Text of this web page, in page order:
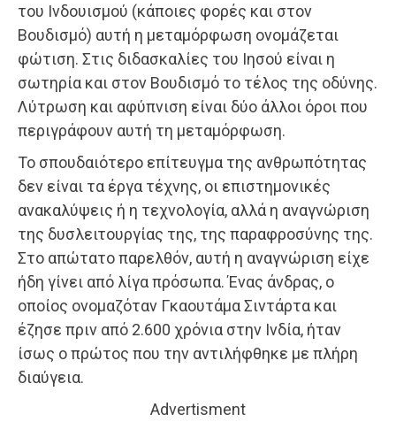
του Ινδουι­σμού (κάποιες φορές και στον
Βουδισμό) αυτή η μεταμόρφωση ονομάζεται
φώτιση. Στις διδασκαλίες του Ιησού είναι η
σωτηρία και στον Βουδισμό το τέλος της οδύνης.
Λύτρωση και αφύπνιση είναι δύο άλλοι όροι που
περιγράφουν αυτή τη μεταμόρφωση.
Το σπουδαιότερο επίτευγμα της ανθρωπότητας
δεν είναι τα έργα τέχνης, οι επιστημονικές
ανακαλύψεις ή η τεχνολογία, αλλά η αναγνώριση
της δυσλειτουργίας της, της παραφροσύνης της.
Στο απώτατο παρελθόν, αυτή η αναγνώριση είχε
ήδη γίνει από λίγα πρόσωπα. Ένας άνδρας, ο
οποίος ονομαζόταν Γκαουτάμα Σιντάρτα και
έζησε πριν από 2.600 χρόνια στην Ινδία, ήταν
ίσως ο πρώτος που την αντιλήφθηκε με πλήρη
διαύγεια.
Advertisment